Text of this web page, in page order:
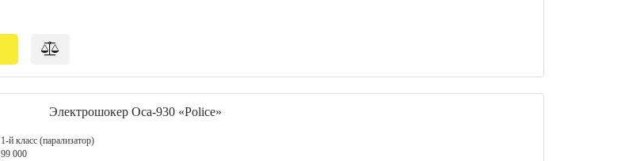
Электрошокер Оса-930 «Police»
1-й класс (парализатор)
99 000